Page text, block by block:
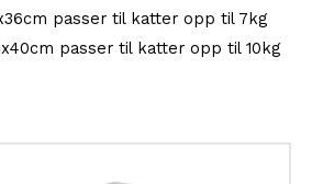
passer til katter opp til 7kg
passer til katter opp til 10kg